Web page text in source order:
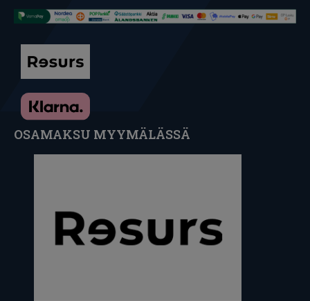
OSAMAKSU MYYMÄLÄSSÄ